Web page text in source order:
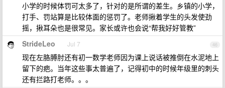
小学的时候体罚可太多了，针对的是所谓的差生。乡镇的小学，
打手、罚站算是比较体面的惩罚了。老师揪着学生的头发使劲
摇，揪耳朵也是很常见。家长或许也会说“帮我好好管教”
46
StrideLeo Jul 7
现在左胳膊肘还有初一数学老师因为课上说话被推倒在水泥地上
留下的疤。当年这些事太普遍了，记得初中的时候年级里的刺头
还有拦路打老师。。。